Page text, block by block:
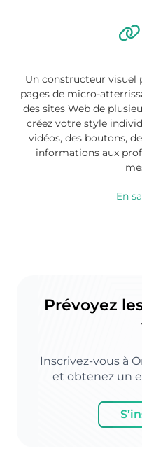
Un constructeur visuel
pages de micro-
des sites Web de
créez votre style
vidéos, des boutons,
informations aux
En
Prévoyez
Inscrivez-vous à
et obtenez un